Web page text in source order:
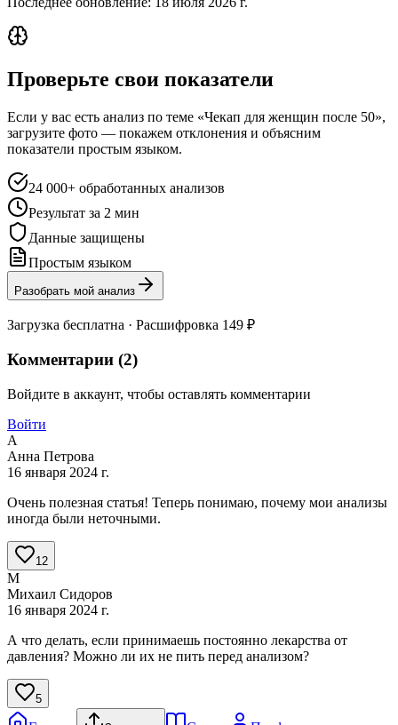
Проверьте свои показатели
Если у вас есть анализ по теме «Чекап для женщин после 50»,
загрузите фото — покажем отклонения и объясним
показатели простым языком.
24 000+ обработанных анализов
Результат за 2 мин
Данные защищены
Простым языком
Разобрать мой анализ
Загрузка бесплатна · Расшифровка 149 ₽
Комментарии (2)
Войдите в аккаунт, чтобы оставлять комментарии
Войти
А
Анна Петрова
16 января 2024 г.
Очень полезная статья! Теперь понимаю, почему мои анализы
иногда были неточными.
12
М
Михаил Сидоров
16 января 2024 г.
А что делать, если принимаешь постоянно лекарства от
давления? Можно ли их не пить перед анализом?
5